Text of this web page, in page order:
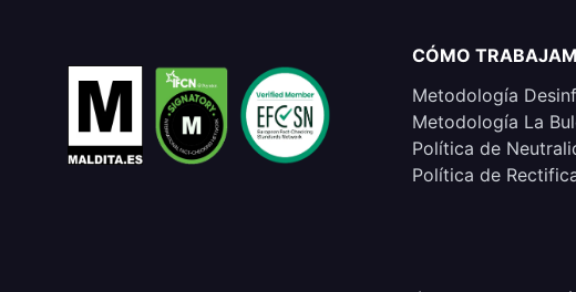
CÓMO
Metodología
Metodología La
Política de
Política de